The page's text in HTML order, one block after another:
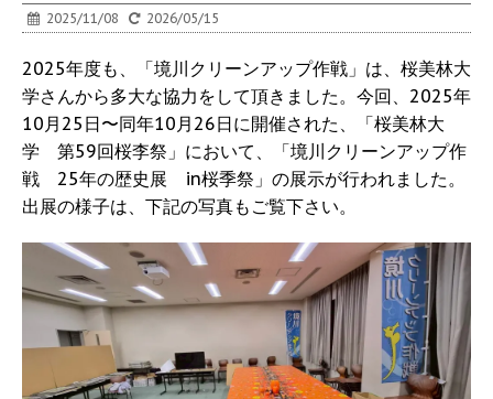
2025/11/08 2026/05/15
2025年度も、「境川クリーンアップ作戦」は、桜美林大
学さんから多大な協力をして頂きました。今回、2025年
10月25日〜同年10月26日に開催された、「桜美林大
学 第59回桜李祭」において、「境川クリーンアップ作
戦 25年の歴史展 in桜季祭」の展示が行われました。
出展の様子は、下記の写真もご覧下さい。